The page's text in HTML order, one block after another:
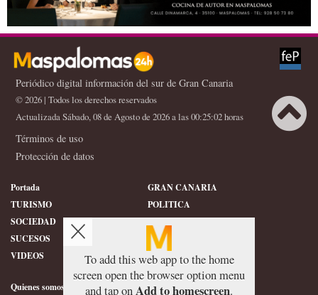
Periódico digital información del sur de Gran Canaria
© 2026 | Todos los derechos reservados
Actualizada Sábado, 08 de Agosto de 2026 a las 00:25:02 horas
Términos de uso
Protección de datos
Portada
GRAN CANARIA
TURISMO
POLITICA
SOCIEDAD
DEPORTES
SUCESOS
HISTORIA
VIDEOS
CONFIDENCIAL
Quienes somos SERVICIOS
To add this web app to the home
screen open the browser option menu
and tap onAdd to homescreen.